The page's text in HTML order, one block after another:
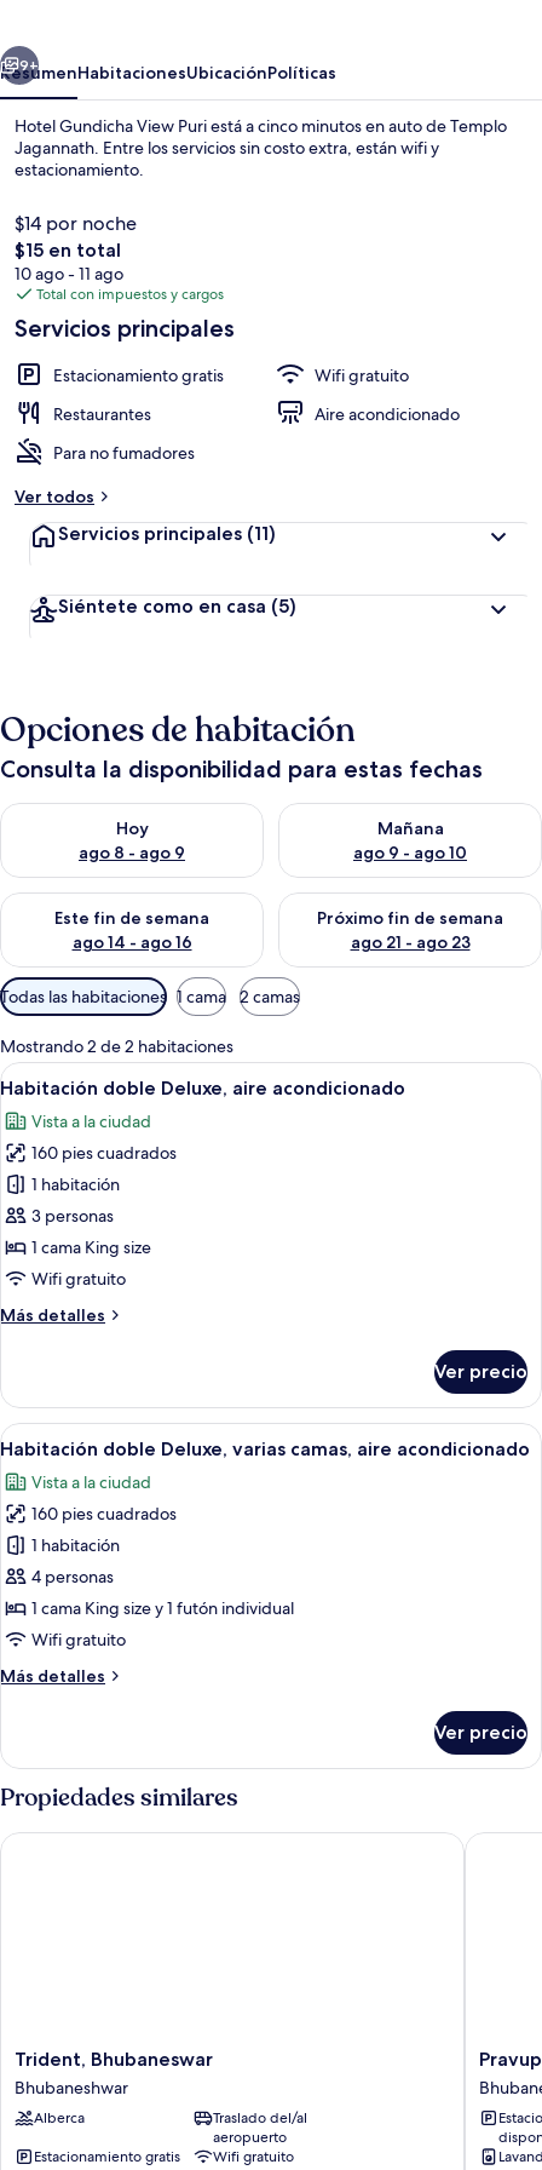
Siguiente
9+
ResumenHabitacionesUbicaciónPolíticas
Hotel Gundicha View Puri está a cinco minutos en auto de Templo
Jagannath. Entre los servicios sin costo extra, están wifi y
estacionamiento.
$14 por noche
El
precio
total
de
$15 en total
10 ago - 11 ago
Total con impuestos y cargos
Servicios principales
Estacionamiento gratis
Wifi gratuito
Restaurantes
Aire acondicionado
Para no fumadores
Ver todos
Servicios principales (11)
Siéntete como en casa (5)
Opciones de habitación
Consulta la disponibilidad para estas fechas
Hoy
ago 8 - ago 9
Consulta la disponibilidad para hoy ago 8 - ago 9
Mañana
ago 9 - ago 10
Consulta la disponibilidad
Este fin de semana
ago 14 - ago 16
Consulta la disponibilidad para este fin de semana ago 14 -
Próximo fin de semana
ago 21 - ago 23
Consulta la disponibilidad
Filtros
disponibles
para
las
habitaciones
Todas las habitaciones 1 cama 2 camas
Mostrando 2 de 2 habitaciones
Abrir
todas
las
fotos
de
Habitación
doble
Deluxe,
acondicionado
Un dormitorio con cama de madera,
6
Habitación doble Deluxe, aire acondicionado
Vista a la ciudad
160 pies cuadrados
1 habitación
3 personas
1 cama King size
Wifi gratuito
Más detalles
Más
doble
Deluxe,
aire
Ver precio
Abrir
todas
las
fotos
de
Habitación
doble
Deluxe,
camas,
Un dormitorio con cama de madera,
5
Habitación doble Deluxe, varias camas, aire acondicionado
Vista a la ciudad
160 pies cuadrados
1 habitación
4 personas
1 cama King size y 1 futón individual
Wifi gratuito
Más detalles
Más
doble
Deluxe,
varias
camas,
aire
Ver precio
Propiedades similares
Trident,
Bhubaneswar
Bhubaneshwar
Trident, Bhubaneswar
Bhubaneshwar
Alberca
Traslado del/al
aeropuerto
Estacionamiento gratis
Wifi gratuito
Trident, Bhubaneswar